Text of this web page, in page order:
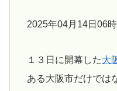
2025年04月14日06
１３日に開幕した大
ある大阪市だけでは